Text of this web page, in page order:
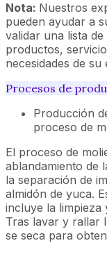
Nota: Nuestros
pueden ayudar a
validar una lista
productos,
necesidades de su
Procesos de
Producción
proceso de
El proceso de
ablandamiento de
la separación de
almidón de yuca.
incluye la limpieza
Tras lavar y rallar
se seca para